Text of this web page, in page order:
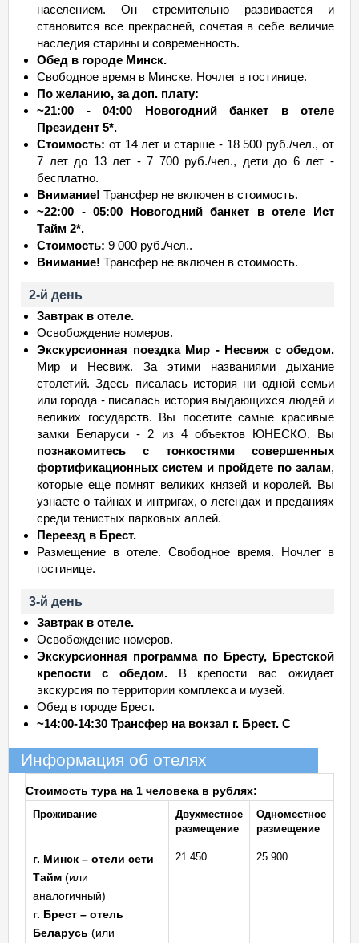
населением. Он стремительно развивается и
становится все прекрасней, сочетая в себе величие
наследия старины и современность.
Обед в городе Минск.
Свободное время в Минске. Ночлег в гостинице.
По желанию, за доп. плату:
~21:00 - 04:00 Новогодний банкет в отеле
Президент 5*.
Стоимость: от 14 лет и старше - 18 500 руб./чел., от
7 лет до 13 лет - 7 700 руб./чел., дети до 6 лет -
бесплатно.
Внимание! Трансфер не включен в стоимость.
~22:00 - 05:00 Новогодний банкет в отеле Ист
Тайм 2*.
Стоимость: 9 000 руб./чел..
Внимание! Трансфер не включен в стоимость.
2-й день
Завтрак в отеле.
Освобождение номеров.
Экскурсионная поездка Мир - Несвиж с обедом.
Мир и Несвиж. За этими названиями дыхание
столетий. Здесь писалась история ни одной семьи
или города - писалась история выдающихся людей и
великих государств. Вы посетите самые красивые
замки Беларуси - 2 из 4 объектов ЮНЕСКО. Вы
познакомитесь с тонкостями совершенных
фортификационных систем и пройдете по залам,
которые еще помнят великих князей и королей. Вы
узнаете о тайнах и интригах, о легендах и преданиях
среди тенистых парковых аллей.
Переезд в Брест.
Размещение в отеле. Свободное время. Ночлег в
гостинице.
3-й день
Завтрак в отеле.
Освобождение номеров.
Экскурсионная программа по Бресту, Брестской
крепости с обедом.В крепости вас ожидает
экскурсия по территории комплекса и музей.
Обед в городе Брест.
~14:00-14:30 Трансфер на вокзал г. Брест. С
Информация об отелях
Стоимость тура на 1 человека в рублях:
Проживание
Двухместное
размещение
Одноместное
размещение
г. Минск – отели сети
Тайм (или
аналогичный)
г. Брест – отель
Беларусь (или
21 450 25 900